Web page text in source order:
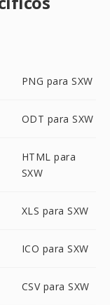
PNG para SXW
ODT para SXW
HTML para
SXW
XLS para SXW
ICO para SXW
CSV para SXW